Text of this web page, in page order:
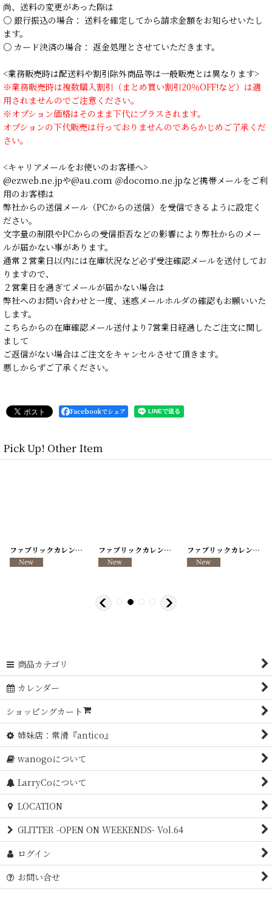
尚、送料の変更があった際は
○ 銀行振込の場合： 送料を確定してから請求金額をお知らせいたし
ます。
○ カード決済の場合： 返金処理とさせていただきます。
<業務販売時は配送料や割引除外商品等は一般販売とは異なります>
※業務販売時は複数購入割引（まとめ買い割引20％OFF!など）は適
用されませんのでご注意ください。
※オプション価格はそのまま下代にプラスされます。
オプションの下代販売は行っておりませんのであらかじめご了承くだ
さい。
<キャリアメールをお使いのお客様へ>
@ezweb.ne.jpや@au.com ＠docomo.ne.jpなど携帯メールをご利
用のお客様は
弊社からの送信メール（PCからの送信）を受信できるように設定く
ださい。
文字量の制限やPCからの受信拒否などの影響により弊社からのメー
ルが届かない事があります。
通常２営業日以内には在庫状況など必ず受注確認メールを送付してお
りますので、
２営業日を過ぎてメールが届かない場合は
弊社へのお問い合わせと一度、迷惑メールホルダの確認もお願いいた
します。
こちらからの在庫確認メール送付より7営業日経過したご注文に関し
まして
ご返信がない場合はご注文をキャンセルさせて頂きます。
悪しからずご了承ください。
Facebookでシェア
Pick Up! Other Item
[260317-13 [260317-12 [260317-11
ファブリックカレンダー ・キッチンクロス リメイクパンツ/VINTAGE REMAKE PANTS ファブリックカレンダー ・キッチンクロス リメイクパンツ/VINTAGE REMAKE PANTS ファブリックカレンダー ・キッチンクロス リメイクパンツ/VINTAGE REMAKE PANTS
商品カテゴリ
カレンダー
ショッピングカート
姉妹店：常滑『antico』
wanogoについて
LarryCoについて
LOCATION
GLITTER -OPEN ON WEEKENDS- Vol.64
ログイン
お問い合せ